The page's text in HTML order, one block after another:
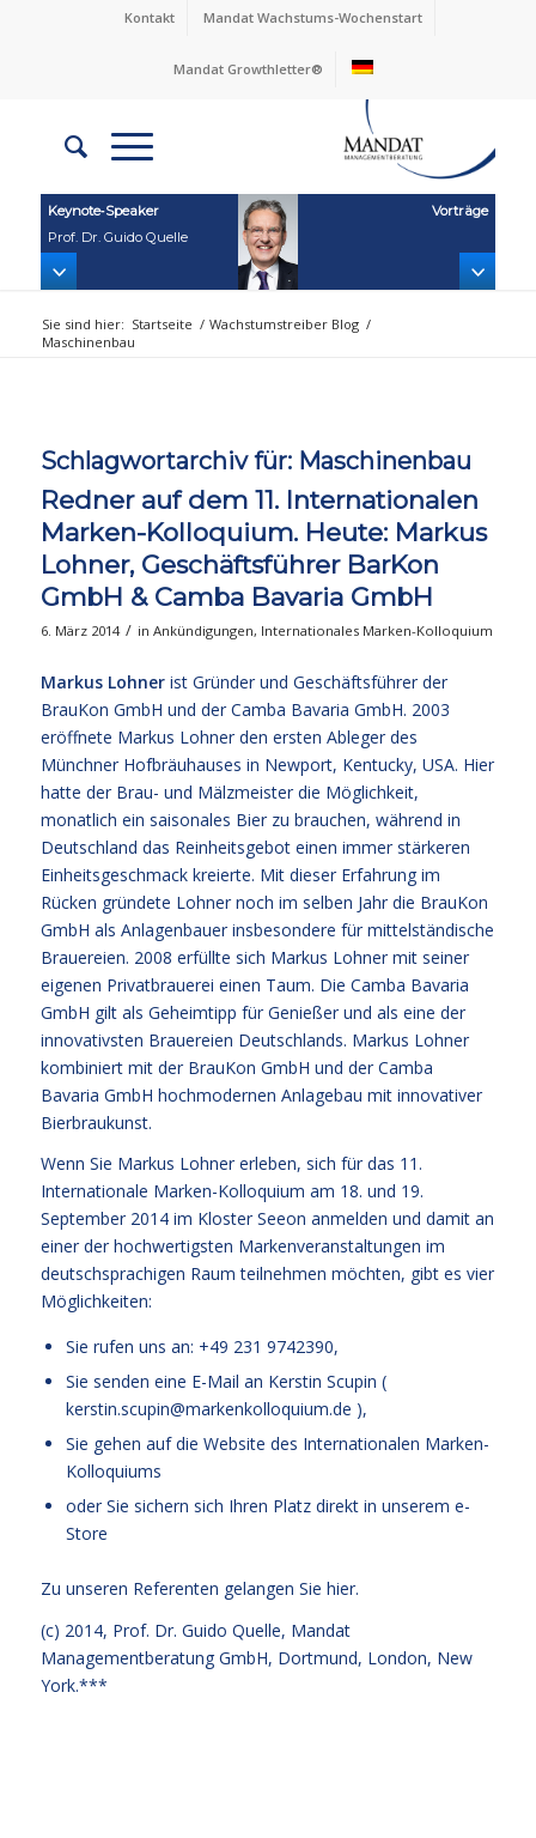
Kontakt Mandat Wachstums-Wochenstart
Mandat Growthletter®
Keynote‑Speaker
Prof. Dr. Guido Quelle
Vorträge
Sie sind hier: Startseite / Wachstumstreiber Blog /
Maschinenbau
Schlagwortarchiv für: Maschinenbau
Redner auf dem 11. Internationalen
Marken-Kolloquium. Heute: Markus
Lohner, Geschäftsführer BarKon
GmbH & Camba Bavaria GmbH
6. März 2014 / in Ankündigungen, Internationales Marken-Kolloquium
Markus Lohner ist Gründer und Geschäftsführer der
BrauKon GmbH und der Camba Bavaria GmbH. 2003
eröffnete Markus Lohner den ersten Ableger des
Münchner Hofbräuhauses in Newport, Kentucky, USA. Hier
hatte der Brau- und Mälzmeister die Möglichkeit,
monatlich ein saisonales Bier zu brauchen, während in
Deutschland das Reinheitsgebot einen immer stärkeren
Einheitsgeschmack kreierte. Mit dieser Erfahrung im
Rücken gründete Lohner noch im selben Jahr die BrauKon
GmbH als Anlagenbauer insbesondere für mittelständische
Brauereien. 2008 erfüllte sich Markus Lohner mit seiner
eigenen Privatbrauerei einen Taum. Die Camba Bavaria
GmbH gilt als Geheimtipp für Genießer und als eine der
innovativsten Brauereien Deutschlands. Markus Lohner
kombiniert mit der BrauKon GmbH und der Camba
Bavaria GmbH hochmodernen Anlagebau mit innovativer
Bierbraukunst.
Wenn Sie Markus Lohner erleben, sich für das 11.
Internationale Marken-Kolloquium am 18. und 19.
September 2014 im Kloster Seeon anmelden und damit an
einer der hochwertigsten Markenveranstaltungen im
deutschsprachigen Raum teilnehmen möchten, gibt es vier
Möglichkeiten:
Sie rufen uns an: +49 231 9742390,
Sie senden eine E-Mail an Kerstin Scupin (
kerstin.scupin@markenkolloquium.de ),
Sie gehen auf die Website des Internationalen Marken-
Kolloquiums
oder Sie sichern sich Ihren Platz direkt in unserem e-
Store
Zu unseren Referenten gelangen Sie hier.
(c) 2014, Prof. Dr. Guido Quelle, Mandat
Managementberatung GmbH, Dortmund, London, New
York.***